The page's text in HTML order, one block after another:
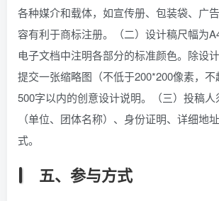
各种媒介和载体，如宣传册、包装袋、广
容有利于商标注册。（二）设计稿尺幅为
电子文档中注明各部分的标准颜色。除设
提交一张缩略图（不低于200*200像素，
500字以内的创意设计说明。（三）投稿人
（单位、团体名称）、身份证明、详细地
式。
五、参与方式